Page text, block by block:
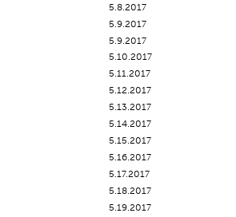
5.8.2017
5.9.2017
5.9.2017
5.10.2017
5.11.2017
5.12.2017
5.13.2017
5.14.2017
5.15.2017
5.16.2017
5.17.2017
5.18.2017
5.19.2017